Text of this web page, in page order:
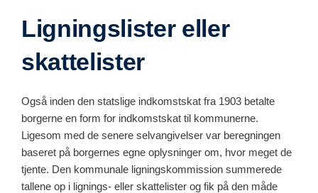
Ligningslister eller
skattelister
Også inden den statslige indkomstskat fra 1903 betalte
borgerne en form for indkomstskat til kommunerne.
Ligesom med de senere selvangivelser var beregningen
baseret på borgernes egne oplysninger om, hvor meget de
tjente. Den kommunale ligningskommission summerede
tallene op i lignings- eller skattelister og fik på den måde